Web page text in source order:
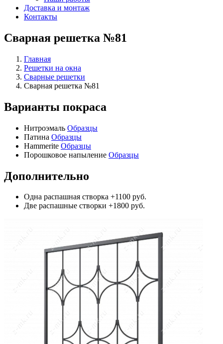
Доставка и монтаж
Контакты
Сварная решетка №81
Главная
Решетки на окна
Сварные решетки
Сварная решетка №81
Варианты покраса
Нитроэмаль Образцы
Патина Образцы
Hammerite Образцы
Порошковое напыление Образцы
Дополнительно
Одна распашная створка +1100 руб.
Две распашные створки +1800 руб.